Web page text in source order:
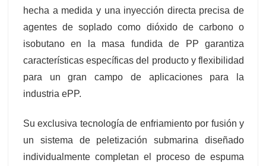
hecha a medida y una inyección directa precisa de
agentes de soplado como dióxido de carbono o
isobutano en la masa fundida de PP garantiza
características específicas del producto y flexibilidad
para un gran campo de aplicaciones para la
industria ePP.
Su exclusiva tecnología de enfriamiento por fusión y
un sistema de peletización submarina diseñado
individualmente completan el proceso de espuma